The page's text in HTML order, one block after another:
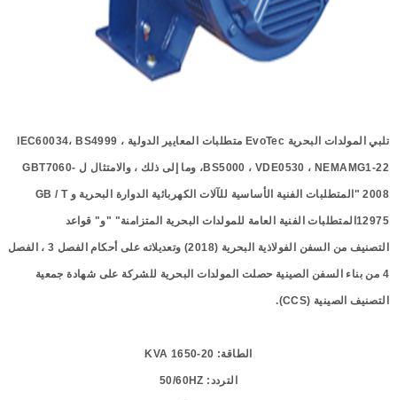
تلبي المولدات البحرية EvoTec متطلبات المعايير الدولية IEC60034، BS4999 ،
BS5000 ، VDE0530 ، NEMA MG1-22 ، وما إلى ذلك ، والامتثال ل GBT7060-
2008 " المتطلبات الفنية الأساسية للآلات الكهربائية الدوارة البحرية و GB / T
12975المتطلبات الفنية العامة للمولدات البحرية المتزامنة" "و" قواعد
التصنيف من السفن الفولاذية البحرية (2018) وتعديلاته على أحكام الفصل 3 ، الفصل
4 من بناء السفن الصينية حصلت المولدات البحرية للشركة على شهادة جمعية
التصنيف الصينية (CCS).
الطاقة: 20-1650
KVA
التردد: 50/60
HZ